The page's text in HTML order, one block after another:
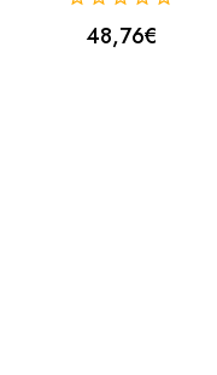
fuera
48,76€